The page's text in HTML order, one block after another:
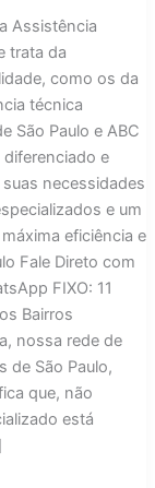
Assistência
trata da
como os da
técnica
São Paulo e ABC
e
necessidades
e um
eficiência e
Fale Direto com
FIXO: 11
Bairros
nossa rede de
de São Paulo,
que, não
está